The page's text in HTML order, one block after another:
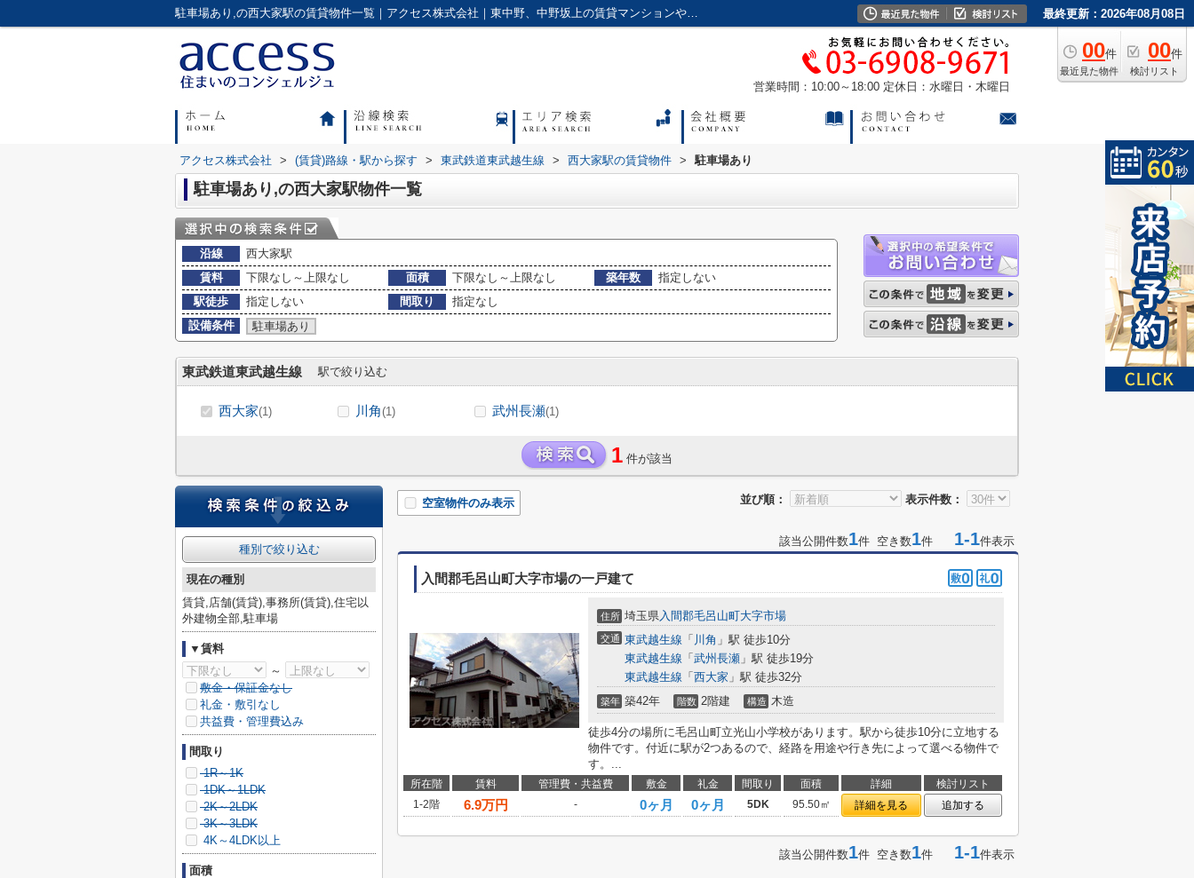
駐車場あり,の西大家駅の賃貸物件一覧｜アクセス株式会社｜東中野、中野坂上の賃貸マンションやアパートに強い不動産会社 最終更新：2026年08月08日
00件
最近見た物件
00件
検討リスト
営業時間：10:00～18:00 定休日：水曜日・木曜日
アクセス株式会社 > (賃貸)路線・駅から探す > 東武鉄道東武越生線 > 西大家駅の賃貸物件 > 駐車場あり
駐車場あり,の西大家駅物件一覧
沿線
西大家駅
賃料
下限なし～上限なし 面積 下限なし～上限なし 築年数
指定しない
駅徒歩
指定しない 間取り
指定なし
設備条件
駐車場あり
東武鉄道東武越生線 駅で絞り込む
西大家(1) 川角(1) 武州長瀬(1)
1 件が該当
並び順： 表示件数：
空室物件のみ表示
該当公開件数1件 空き数1件 1-1件表示
入間郡毛呂山町大字市場の一戸建て
住所 埼玉県入間郡毛呂山町大字市場
交通 東武越生線 「 川角 」駅 徒歩10分
東武越生線 「 武州長瀬 」駅 徒歩19分
東武越生線 「 西大家 」駅 徒歩32分
築年 築42年 階数 2階建 構造 木造
徒歩4分の場所に毛呂山町立光山小学校があります。駅から徒歩10分に立地する
物件です。付近に駅が2つあるので、経路を用途や行き先によって選べる物件で
す。...
所在階 賃料 管理費・共益費 敷金 礼金 間取り 面積 詳細
検討リスト
1-2階
6.9万円 - 0ヶ月 0ヶ月 5DK 95.50㎡ 詳細を見る 追加する
該当公開件数1件 空き数1件 1-1件表示
種別で絞り込む
現在の種別
賃貸,店舗(賃貸),事務所(賃貸),住宅以
外建物全部,駐車場
▼賃料
～
敷金・保証金なし
礼金・敷引なし
共益費・管理費込み
間取り
1R～1K
1DK～1LDK
2K～2LDK
3K～3LDK
4K～4LDK以上
面積